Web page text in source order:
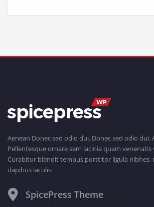
Aenean Donec sed odio dui. Donec sed odio dui.
Pellentesque ornare sem lacinia quam
Curabitur blandit tempus porttitor ligula nibhes,
dapibus iaculis.
SpicePress Theme